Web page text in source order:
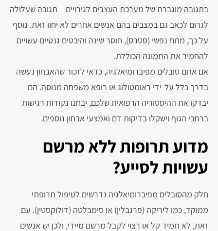
בתגובה מוגברת של מערכת העצבים לגירויים – תגובה שעלולה
לגרום לכאב גם במצבים בהם אנשים אחרים לא יחוו זאת. נוסף
על כך, מתח נפשי (סטרס), חוסר שינה והיבטים גנטיים עשויים
להחמיר את התמונה הכוללת.
אם אתם סובלים מפיברומיאלגיה, כדאי לזכור שהאבחון נעשה
בדרך כלל על-ידי ראומטולוג או רופא משפחה מנוסה. הם
יבדקו את ההיסטוריה הרפואית שלכם, יבחנו נקודות רגישות
ברחבי הגוף וישקלו בדיקות דם ואמצעי אבחון נוספים.
מדוע תרופות ללא מרשם
עשויות לסייע?
חלק מהסובלים מפיברומיאלגיה נדרשים לטיפול תרופתי
ממוקד, כמו ליריקה (פרגבלין) או סימבלטה (דולוקסטין). עם
זאת, לא תמיד קל או רצוי לקבל מרשם מיידי, ולכן יש אנשים